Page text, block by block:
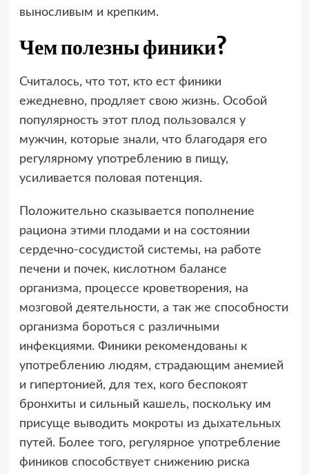
выносливым и крепким.
Чем полезны финики?
Считалось, что тот, кто ест финики
ежедневно, продляет свою жизнь. Особой
популярность этот плод пользовался у
мужчин, которые знали, что благодаря его
регулярному употреблению в пищу,
усиливается половая потенция.
Положительно сказывается пополнение
рациона этими плодами и на состоянии
сердечно-сосудистой системы, на работе
печени и почек, кислотном балансе
организма, процессе кроветворения, на
мозговой деятельности, а так же способности
организма бороться с различными
инфекциями. Финики рекомендованы к
употреблению людям, страдающим анемией
и гипертонией, для тех, кого беспокоят
бронхиты и сильный кашель, поскольку им
присуще выводить мокроты из дыхательных
путей. Более того, регулярное употребление
фиников способствует снижению риска